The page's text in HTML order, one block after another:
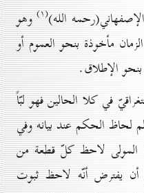
الله)(۱) وهو
مأخوذة بنحو العموم أو
الإطلاق.
في كلا الحالين فهو لبّاً
لحاظ الحكم عند بيانه وفي
المولى لاحظ كلّ قطعة من
أن يفترض أنّه لاحظ ثبوت